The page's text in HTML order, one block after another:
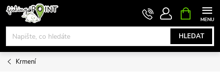
Přejít
obsah
HLEDAT
NÁKUPNÍ
KOŠÍK
Krmení